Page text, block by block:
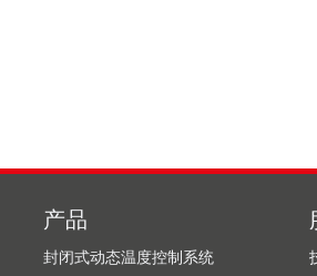
产品
封闭式动态温度控制系统